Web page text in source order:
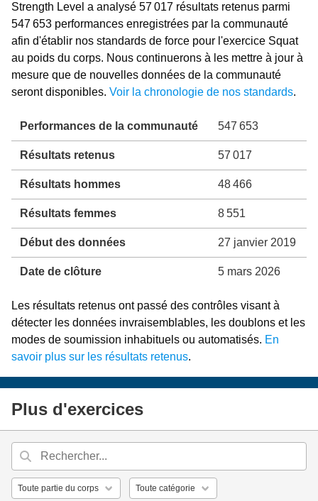
Strength Level a analysé 57 017 résultats retenus parmi
547 653 performances enregistrées par la communauté
afin d'établir nos standards de force pour l'exercice Squat
au poids du corps. Nous continuerons à les mettre à jour à
mesure que de nouvelles données de la communauté
seront disponibles. Voir la chronologie de nos standards.
Performances de la communauté 547 653
Résultats retenus 57 017
Résultats hommes 48 466
Résultats femmes 8 551
Début des données 27 janvier 2019
Date de clôture 5 mars 2026
Les résultats retenus ont passé des contrôles visant à
détecter les données invraisemblables, les doublons et les
modes de soumission inhabituels ou automatisés. En
savoir plus sur les résultats retenus.
Plus d'exercices